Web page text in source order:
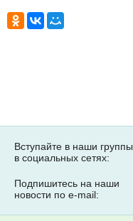
Вступайте в наши группы
в социальных сетях:
Подпишитесь на наши
новости по e-mail: